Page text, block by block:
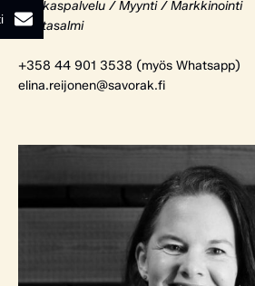
Asiakaspalvelu / Myynti / Markkinointi
Rantasalmi
+358 44 901 3538 (myös Whatsapp)
elina.reijonen@savorak.fi